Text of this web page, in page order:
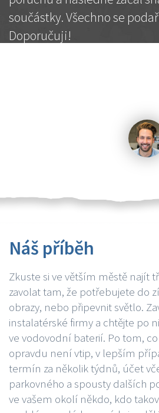
součástky. Všechno se
Doporučuji!
Náš příběh
Zkuste si ve větším městě najít
zavolat tam, že potřebujete do
obrazy, nebo připevnit světlo.
instalatérské firmy a chtějte po
ve vodovodní baterií. Po tom,
opravdu není vtip, v lepším
termín za několik týdnů, účet
parkovného a spousty dalších
ve vašem okolí někdo, kdo